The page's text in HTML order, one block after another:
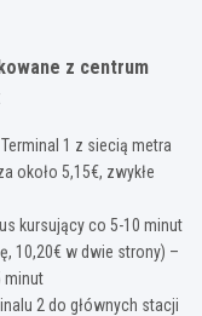
z centrum
1 z siecią metra
około 5,15€, zwykłe
kursujący co 5-10 minut
10,20€ w dwie strony) –
minut
2 do głównych stacji